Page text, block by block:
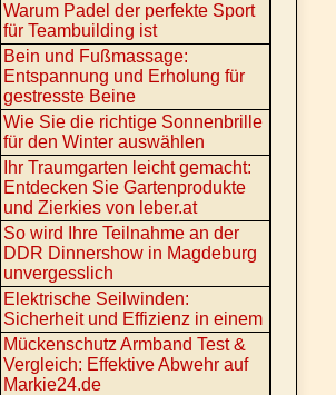
Warum Padel der perfekte Sport
für Teambuilding ist
Bein und Fußmassage:
Entspannung und Erholung für
gestresste Beine
Wie Sie die richtige Sonnenbrille
für den Winter auswählen
Ihr Traumgarten leicht gemacht:
Entdecken Sie Gartenprodukte
und Zierkies von leber.at
So wird Ihre Teilnahme an der
DDR Dinnershow in Magdeburg
unvergesslich
Elektrische Seilwinden:
Sicherheit und Effizienz in einem
Mückenschutz Armband Test &
Vergleich: Effektive Abwehr auf
Markie24.de